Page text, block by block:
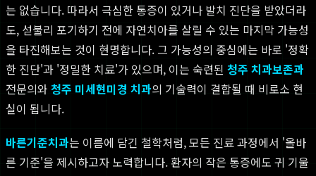
는 없습니다. 따라서 극심한 통증이 있거나 발치 진단을 받았더라
도, 섣불리 포기하기 전에 자연치아를 살릴 수 있는 마지막 가능성
을 타진해보는 것이 현명합니다. 그 가능성의 중심에는 바로 '정확
한 진단'과 '정밀한 치료'가 있으며, 이는 숙련된 청주 치과보존과
전문의와 청주 미세현미경 치과의 기술력이 결합될 때 비로소 현
실이 됩니다.
바른기준치과는 이름에 담긴 철학처럼, 모든 진료 과정에서 '올바
른 기준'을 제시하고자 노력합니다. 환자의 작은 통증에도 귀 기울